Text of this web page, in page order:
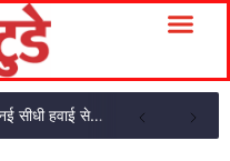
भोपाल-रीवा, पटना और कोलकाता आज से 4 नई सीधी हवाई सेवाएं: CM मोहन यादव ने दिखाई हरी झंडी